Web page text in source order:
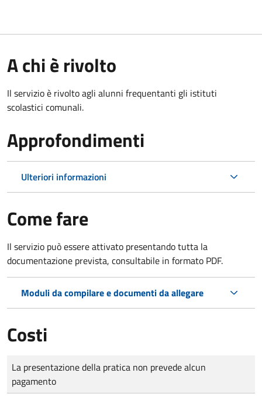
A chi è rivolto
Il servizio è rivolto agli alunni frequentanti gli istituti
scolastici comunali.
Approfondimenti
Ulteriori informazioni
Come fare
Il servizio può essere attivato presentando tutta la
documentazione prevista, consultabile in formato PDF.
Moduli da compilare e documenti da allegare
Costi
Tipo di pagamento
Importo
La presentazione della pratica non prevede alcun
pagamento